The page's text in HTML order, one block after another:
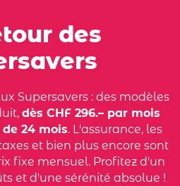
des
Supersavers : des modèles
dès CHF 296.– par mois
24 mois. L'assurance, les
et bien plus encore sont
fixe mensuel. Profitez d'un
et d'une sérénité absolue !